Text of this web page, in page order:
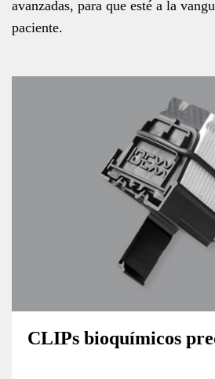
avanzadas, para que esté a la
paciente.
CLIPs bioquímicos